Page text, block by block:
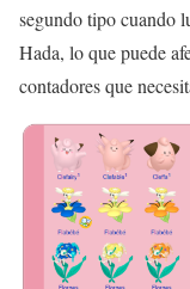
segundo tipo cuando
Hada, lo que puede
contadores que